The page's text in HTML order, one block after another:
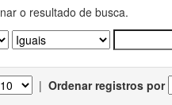
o resultado de busca.
| Ordenar registros por